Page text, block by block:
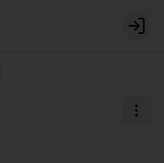
Login